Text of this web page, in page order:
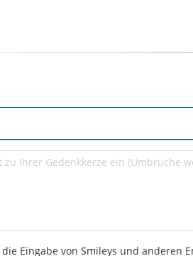
Eingabe von Smileys und anderen